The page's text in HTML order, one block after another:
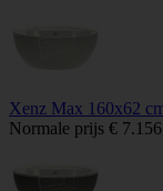
Xenz Max 160x62
Normale prijs €